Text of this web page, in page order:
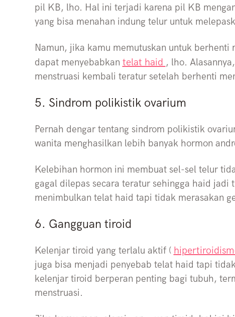
pil KB, lho. Hal ini terjadi karena pil KB
yang bisa menahan indung telur untuk
Namun, jika kamu memutuskan untuk
dapat menyebabkan telat haid , lho.
menstruasi kembali teratur setelah berhenti
5. Sindrom polikistik ovarium
Pernah dengar tentang sindrom polikistik
wanita menghasilkan lebih banyak hormon
Kelebihan hormon ini membuat sel-sel telur
gagal dilepas secara teratur sehingga haid
menimbulkan telat haid tapi tidak merasakan
6. Gangguan tiroid
Kelenjar tiroid yang terlalu aktif (
juga bisa menjadi penyebab telat haid tapi
kelenjar tiroid berperan penting bagi tubuh,
menstruasi.